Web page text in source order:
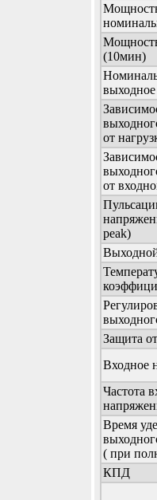
(10мин)
от
от
peak)
Защита
Входное
Частота
Время
( при
КПД